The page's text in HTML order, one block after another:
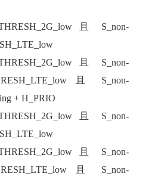
且 S_non-
且 S_non-
且 S_non-
+ H_PRIO
且 S_non-
且 S_non-
且 S_non-